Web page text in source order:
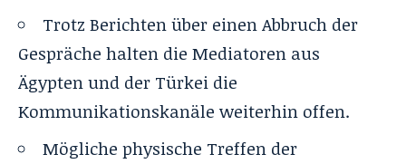
Trotz Berichten über einen Abbruch der
Gespräche halten die Mediatoren aus
Ägypten und der Türkei die
Kommunikationskanäle weiterhin offen.
Mögliche physische Treffen der